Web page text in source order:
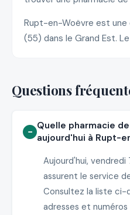
Rupt-en-Woëvre est une
(55) dans le Grand Est.
Questions
Quelle pharmacie
aujourd'hui à Rupt-
Aujourd'hui,
assurent le service
Consultez la liste ci-
adresses et